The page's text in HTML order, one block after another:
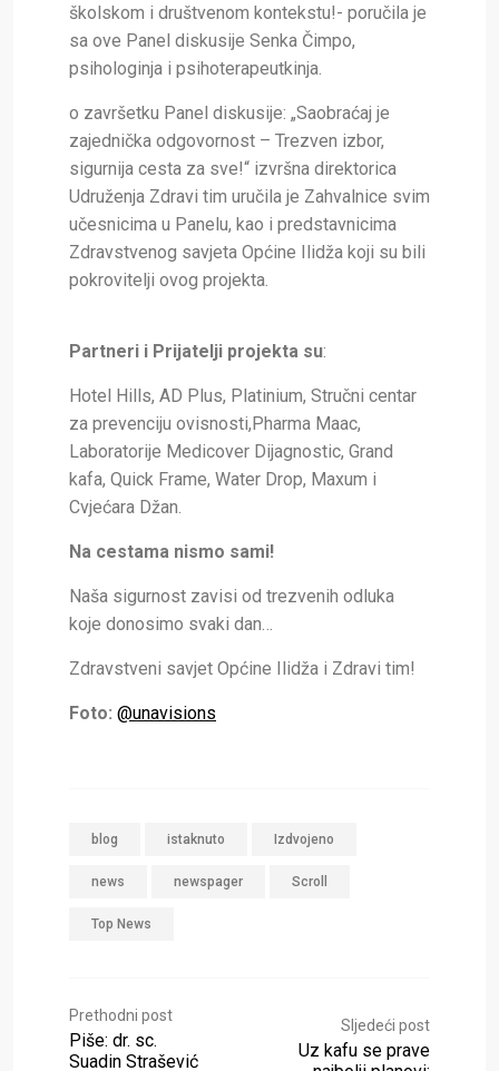
školskom i društvenom kontekstu!- poručila je
sa ove Panel diskusije Senka Čimpo,
psihologinja i psihoterapeutkinja.
o završetku Panel diskusije: „Saobraćaj je
zajednička odgovornost – Trezven izbor,
sigurnija cesta za sve!“ izvršna direktorica
Udruženja Zdravi tim uručila je Zahvalnice svim
učesnicima u Panelu, kao i predstavnicima
Zdravstvenog savjeta Općine Ilidža koji su bili
pokrovitelji ovog projekta.
Partneri i Prijatelji projekta su:
Hotel Hills, AD Plus, Platinium, Stručni centar
za prevenciju ovisnosti,Pharma Maac,
Laboratorije Medicover Dijagnostic, Grand
kafa, Quick Frame, Water Drop, Maxum i
Cvjećara Džan.
Na cestama nismo sami!
Naša sigurnost zavisi od trezvenih odluka
koje donosimo svaki dan…
Zdravstveni savjet Općine Ilidža i Zdravi tim!
Foto: @unavisions
blog istaknuto Izdvojeno
news newspager Scroll
Top News
Prethodni post
Piše: dr. sc.
Suadin Strašević
Sljedeći post
Uz kafu se prave